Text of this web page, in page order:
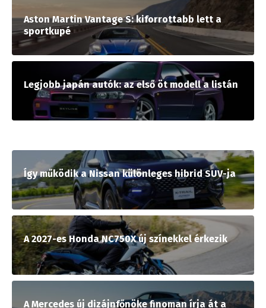
Aston Martin Vantage S: kiforrottabb lett a
sportkupé
Legjobb japán autók: az első öt modell a listán
Így működik a Nissan különleges hibrid SUV-ja
A 2027-es Honda NC750X új színekkel érkezik
A Mercedes új dizájnfőnöke finoman írja át a